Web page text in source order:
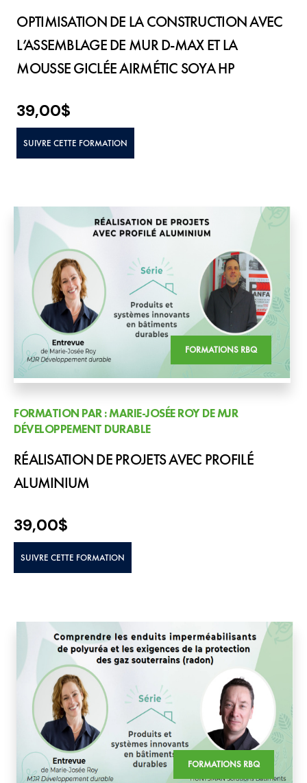
OPTIMISATION DE LA CONSTRUCTION AVEC
L’ASSEMBLAGE DE MUR D-MAX ET LA
MOUSSE GICLÉE AIRMÉTIC SOYA HP
39,00$
SUIVRE CETTE FORMATION
FORMATIONS RBQ
FORMATION PAR : MARIE-JOSÉE ROY DE MJR
DÉVELOPPEMENT DURABLE
RÉALISATION DE PROJETS AVEC PROFILÉ
ALUMINIUM
39,00$
SUIVRE CETTE FORMATION
FORMATIONS RBQ